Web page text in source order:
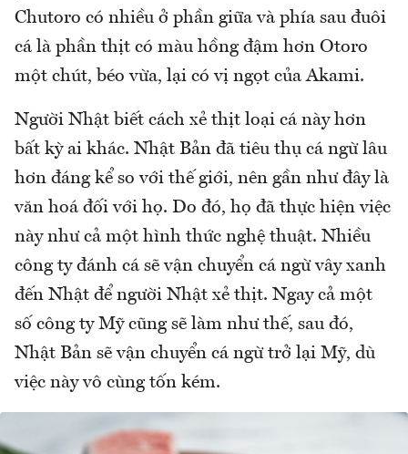
Chutoro có nhiều ở phần giữa và phía sau đuôi
cá là phần thịt có màu hồng đậm hơn Otoro
một chút, béo vừa, lại có vị ngọt của Akami.
Người Nhật biết cách xẻ thịt loại cá này hơn
bất kỳ ai khác. Nhật Bản đã tiêu thụ cá ngừ lâu
hơn đáng kể so với thế giới, nên gần như đây là
văn hoá đối với họ. Do đó, họ đã thực hiện việc
này như cả một hình thức nghệ thuật. Nhiều
công ty đánh cá sẽ vận chuyển cá ngừ vây xanh
đến Nhật để người Nhật xẻ thịt. Ngay cả một
số công ty Mỹ cũng sẽ làm như thế, sau đó,
Nhật Bản sẽ vận chuyển cá ngừ trở lại Mỹ, dù
việc này vô cùng tốn kém.